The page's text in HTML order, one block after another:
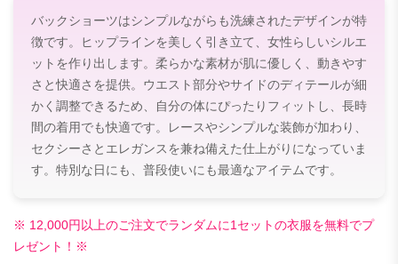
バックショーツはシンプルながらも洗練されたデザインが特
徴です。ヒップラインを美しく引き立て、女性らしいシルエ
ットを作り出します。柔らかな素材が肌に優しく、動きやす
さと快適さを提供。ウエスト部分やサイドのディテールが細
かく調整できるため、自分の体にぴったりフィットし、長時
間の着用でも快適です。レースやシンプルな装飾が加わり、
セクシーさとエレガンスを兼ね備えた仕上がりになっていま
す。特別な日にも、普段使いにも最適なアイテムです。
※ 12,000円以上のご注文でランダムに1セットの衣服を無料でプ
レゼント！※